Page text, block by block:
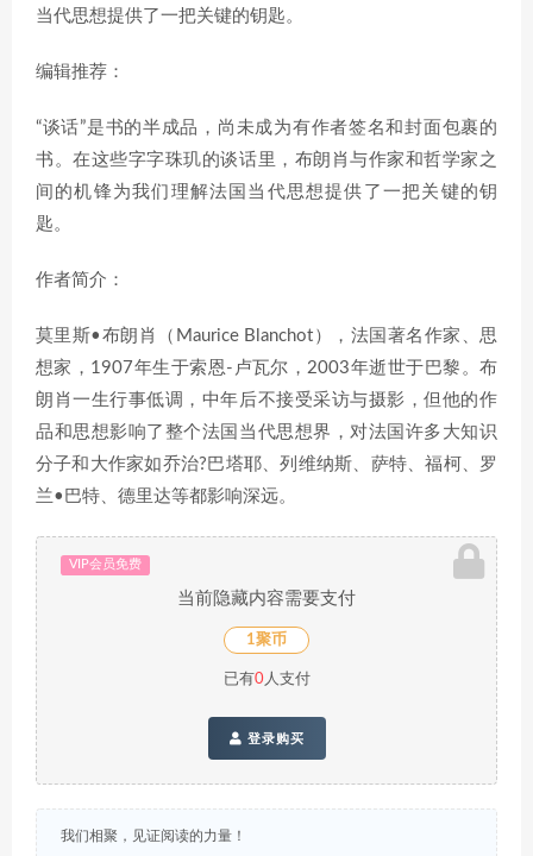
当代思想提供了一把关键的钥匙。
编辑推荐：
“谈话”是书的半成品，尚未成为有作者签名和封面包裹的
书。在这些字字珠玑的谈话里，布朗肖与作家和哲学家之
间的机锋为我们理解法国当代思想提供了一把关键的钥
匙。
作者简介：
莫里斯•布朗肖（Maurice Blanchot），法国著名作家、思
想家，1907年生于索恩-卢瓦尔，2003年逝世于巴黎。布
朗肖一生行事低调，中年后不接受采访与摄影，但他的作
品和思想影响了整个法国当代思想界，对法国许多大知识
分子和大作家如乔治?巴塔耶、列维纳斯、萨特、福柯、罗
兰•巴特、德里达等都影响深远。
VIP会员免费
当前隐藏内容需要支付
1聚币
已有0人支付
登录购买
我们相聚，见证阅读的力量！